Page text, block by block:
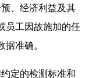
、经济利益及其
员工因故施加的任
。
约定的检测标准和